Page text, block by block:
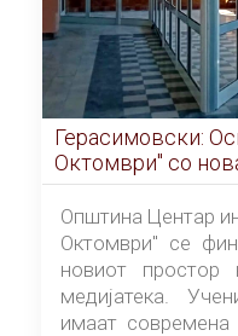
Герасимовски:
Октомври" со
од септември
Општина Центар
Октомври" се
новиот простор
медијатека.
имаат современа